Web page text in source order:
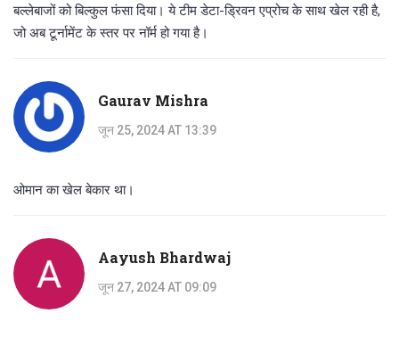
बल्लेबाजों को बिल्कुल फंसा दिया। ये टीम डेटा-ड्रिवन एप्रोच के साथ खेल रही है,
जो अब टूर्नामेंट के स्तर पर नॉर्म हो गया है।
Gaurav Mishra
जून 25, 2024 AT 13:39
ओमान का खेल बेकार था।
Aayush Bhardwaj
जून 27, 2024 AT 09:09